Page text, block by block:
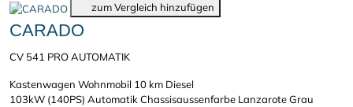
zum Vergleich hinzufügen
CARADO
CV 541 PRO AUTOMATIK
Kastenwagen Wohnmobil 10 km Diesel
103kW (140PS) AutomatikChassisaussenfarbe Lanzarote Grau